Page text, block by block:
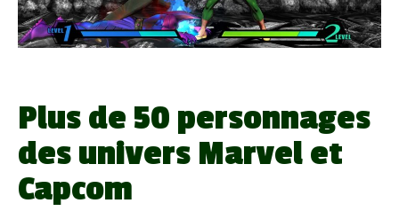
Plus de 50 personnages
des univers Marvel et
Capcom